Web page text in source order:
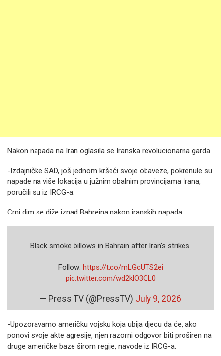
Nakon napada na Iran oglasila se Iranska revolucionarna garda.
-Izdajničke SAD, još jednom kršeći svoje obaveze, pokrenule su
napade na više lokacija u južnim obalnim provincijama Irana,
poručili su iz IRCG-a.
Crni dim se diže iznad Bahreina nakon iranskih napada.
Black smoke billows in Bahrain after Iran's strikes.
Follow: https://t.co/mLGcUTS2ei
pic.twitter.com/wd2klO3QL0
— Press TV (@PressTV) July 9, 2026
-Upozoravamo američku vojsku koja ubija djecu da će, ako
ponovi svoje akte agresije, njen razorni odgovor biti proširen na
druge američke baze širom regije, navode iz IRCG-a.